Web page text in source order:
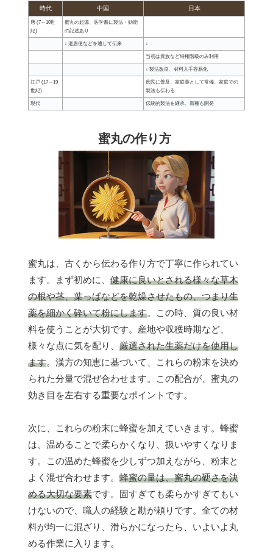
時代 中国 日本
唐 (7～10世
紀)
蜜丸の起源、医学書に製法・効能
の記述あり
↓ 遣唐使などを通して伝来 ↓
当初は貴族など特権階級のみ利用
↓ 製法改良、材料入手容易化
江戸 (17～19
世紀)
庶民に普及、家庭薬として常備、家庭での
製法も伝わる
現代 伝統的製法を継承、新種も開発
蜜丸の作り方
蜜丸は、古くから伝わる作り方で丁寧に作られてい
ます。まず初めに、 健康に良いとされる様々な草木
の根や茎、葉っぱなどを乾燥させたもの、つまり生
薬を細かく砕いて粉にします。この時、質の良い材
料を使うことが大切です。産地や収穫時期など、
様々な点に気を配り、 厳選された生薬だけを使用し
ます。漢方の知恵に基づいて、これらの粉末を決め
られた分量で混ぜ合わせます。この配合が、蜜丸の
効き目を左右する重要なポイントです。
次に、これらの粉末に蜂蜜を加えていきます。蜂蜜
は、温めることで柔らかくなり、扱いやすくなりま
す。この温めた蜂蜜を少しずつ加えながら、粉末と
よく混ぜ合わせます。 蜂蜜の量は、蜜丸の硬さを決
める大切な要素です。固すぎても柔らかすぎてもい
けないので、職人の経験と勘が頼りです。全ての材
料が均一に混ざり、滑らかになったら、いよいよ丸
める作業に入ります。